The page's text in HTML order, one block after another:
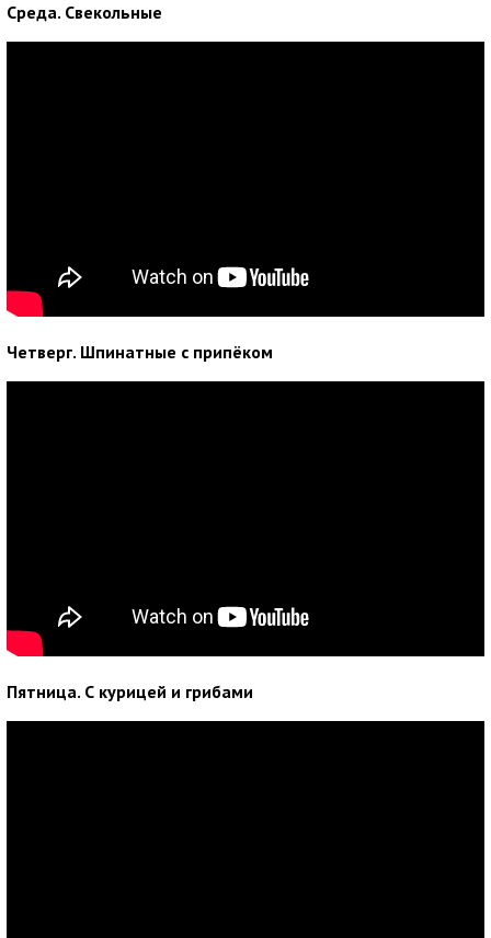
Среда. Свекольные
Четверг. Шпинатные с припёком
Пятница. С курицей и грибами